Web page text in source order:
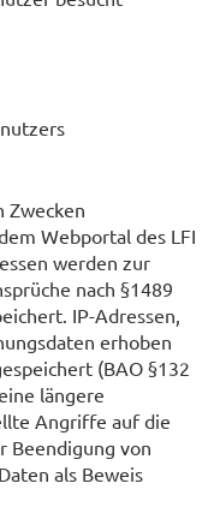
Zwecken
Webportal des LFI
werden zur
nach §1489
IP-Adressen,
erhoben
(BAO §132
längere
Angriffe auf die
Beendigung von
als Beweis